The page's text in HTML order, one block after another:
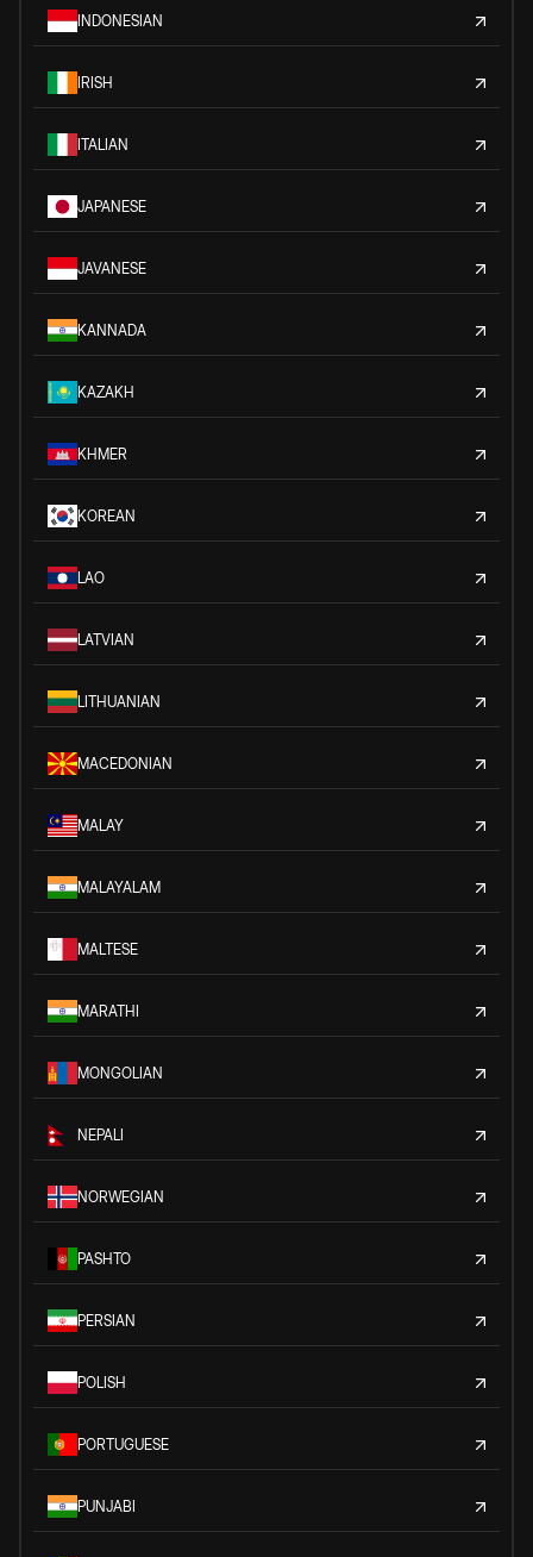
INDONESIAN
IRISH
ITALIAN
JAPANESE
JAVANESE
KANNADA
KAZAKH
KHMER
KOREAN
LAO
LATVIAN
LITHUANIAN
MACEDONIAN
MALAY
MALAYALAM
MALTESE
MARATHI
MONGOLIAN
NEPALI
NORWEGIAN
PASHTO
PERSIAN
POLISH
PORTUGUESE
PUNJABI